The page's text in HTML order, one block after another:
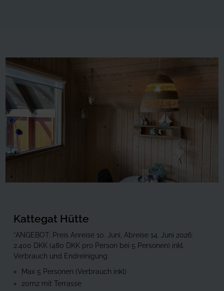
Forrige
Kattegat Hütte
*ANGEBOT: Preis Anreise 10. Juni, Abreise 14. Juni 2026:
2.400 DKK (480 DKK pro Person bei 5 Personen) inkl.
Verbrauch und Endreinigung.
Max 5 Personen (Verbrauch inkl)
20m2 mit Terrasse